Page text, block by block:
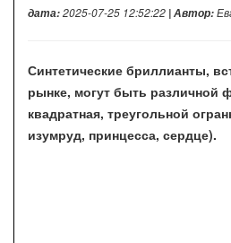
дата:2025-07-25 12:52:22 | Автор:
Синтетические бриллианты,
рынке, могут быть различной
квадратная, треугольной
изумруд, принцесса, сердце).